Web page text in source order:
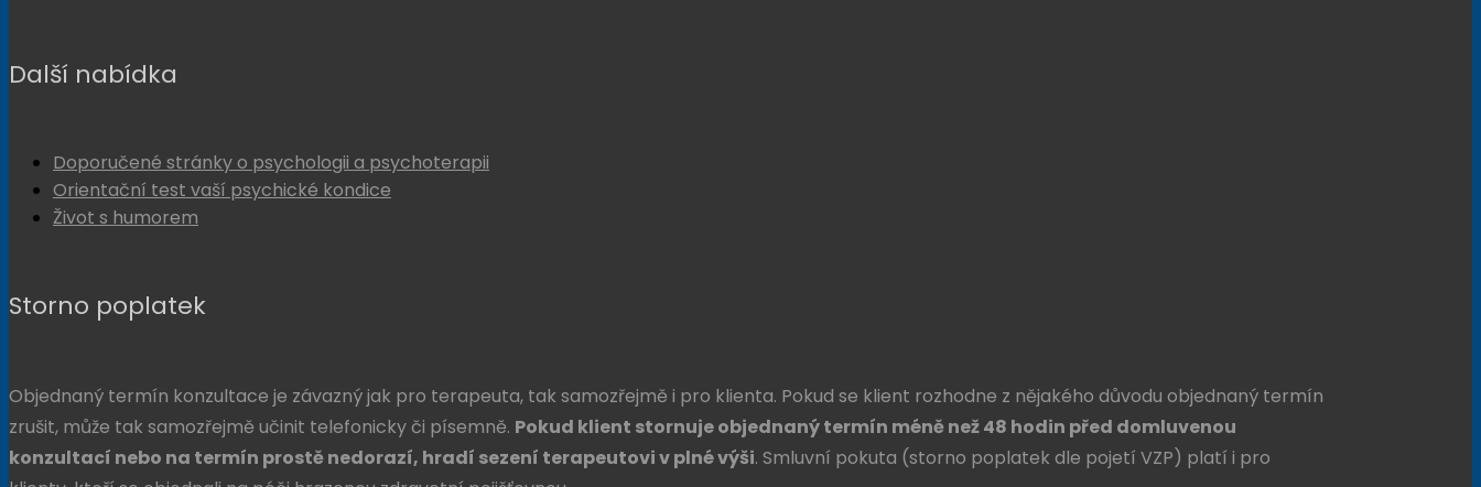
Další nabídka
Doporučené stránky o psychologii a psychoterapii
Orientační test vaší psychické kondice
Život s humorem
Storno poplatek
Objednaný termín konzultace je závazný jak pro terapeuta, tak samozřejmě i pro klienta. Pokud se klient rozhodne z nějakého důvodu objednaný termín
zrušit, může tak samozřejmě učinit telefonicky či písemně. Pokud klient stornuje objednaný termín méně než 48 hodin před domluvenou
konzultací nebo na termín prostě nedorazí, hradí sezení terapeutovi v plné výši. Smluvní pokuta (storno poplatek dle pojetí VZP) platí i pro